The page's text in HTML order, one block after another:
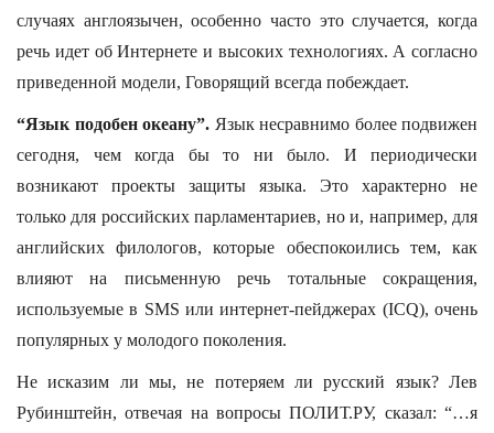
случаях англоязычен, особенно часто это случается, когда
речь идет об Интернете и высоких технологиях. А согласно
приведенной модели, Говорящий всегда побеждает.
“Язык подобен океану”. Язык несравнимо более подвижен
сегодня, чем когда бы то ни было. И периодически
возникают проекты защиты языка. Это характерно не
только для российских парламентариев, но и, например, для
английских филологов, которые обеспокоились тем, как
влияют на письменную речь тотальные сокращения,
используемые в SMS или интернет-пейджерах (ICQ), очень
популярных у молодого поколения.
Не исказим ли мы, не потеряем ли русский язык? Лев
Рубинштейн, отвечая на вопросы ПОЛИТ.РУ, сказал: “…я